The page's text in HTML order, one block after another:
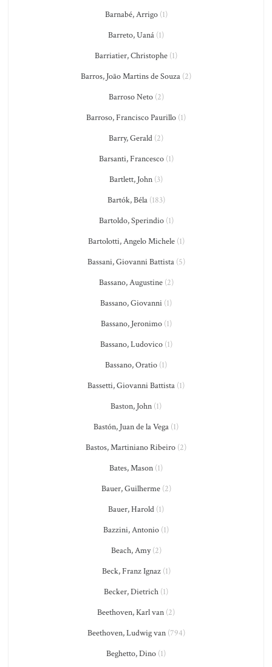
Barnabé, Arrigo(1)
Barreto, Uaná (1)
Barriatier, Christophe (1)
Barros, João Martins de Souza (2)
Barroso Neto(2)
Barroso, Francisco Paurillo (1)
Barry, Gerald (2)
Barsanti, Francesco(1)
Bartlett, John (3)
Bartók, Béla(183)
Bartoldo, Sperindio(1)
Bartolotti, Angelo Michele(1)
Bassani, Giovanni Battista(5)
Bassano, Augustine(2)
Bassano, Giovanni (1)
Bassano, Jeronimo(1)
Bassano, Ludovico(1)
Bassano, Oratio (1)
Bassetti, Giovanni Battista (1)
Baston, John (1)
Bastón, Juan de la Vega (1)
Bastos, Martiniano Ribeiro (2)
Bates, Mason (1)
Bauer, Guilherme(2)
Bauer, Harold (1)
Bazzini, Antonio (1)
Beach, Amy(2)
Beck, Franz Ignaz(1)
Becker, Dietrich (1)
Beethoven, Karl van (2)
Beethoven, Ludwig van(794)
Beghetto, Dino (1)